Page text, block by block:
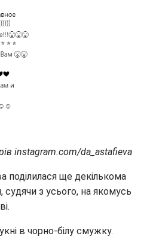
instagram.com/da_astafieva
ще декількома
з усього, на якомусь
в чорно-білу смужку.